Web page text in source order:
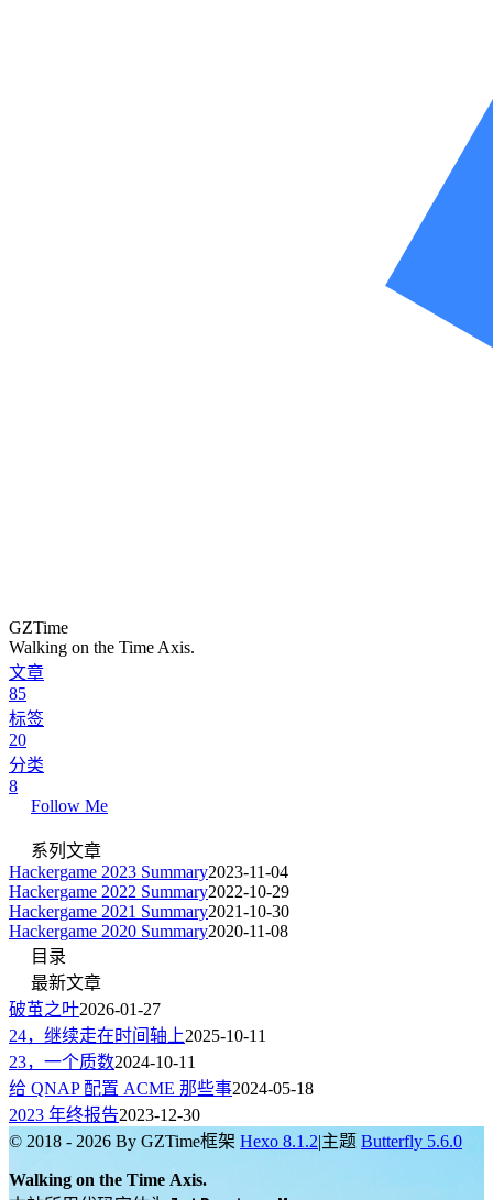
GZTime
Walking on the Time Axis.
文章
85
标签
20
分类
8
Follow Me
系列文章
Hackergame 2023 Summary2023-11-04
Hackergame 2022 Summary2022-10-29
Hackergame 2021 Summary2021-10-30
Hackergame 2020 Summary2020-11-08
目录
最新文章
破茧之叶2026-01-27
24，继续走在时间轴上2025-10-11
23，一个质数2024-10-11
给 QNAP 配置 ACME 那些事2024-05-18
2023 年终报告2023-12-30
© 2018 - 2026 By GZTime框架 Hexo 8.1.2|主题 Butterfly 5.6.0
Walking on the Time Axis.